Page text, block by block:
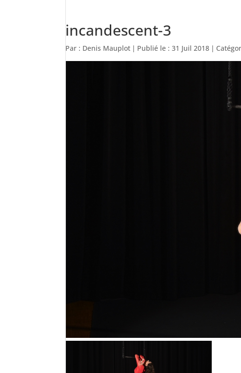
incandescent-3
Par : Denis Mauplot | Publié le : 31 Juil 2018 |